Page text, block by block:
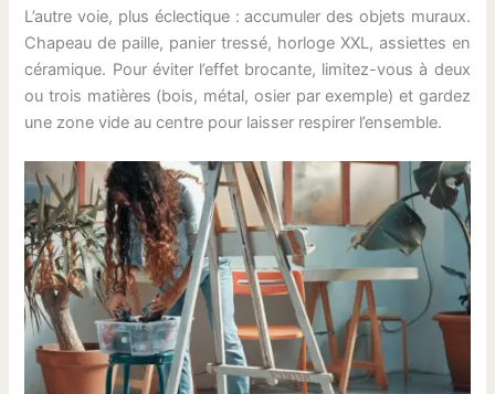
L’autre voie, plus éclectique : accumuler des objets muraux.
Chapeau de paille, panier tressé, horloge XXL, assiettes en
céramique. Pour éviter l’effet brocante, limitez-vous à deux
ou trois matières (bois, métal, osier par exemple) et gardez
une zone vide au centre pour laisser respirer l’ensemble.